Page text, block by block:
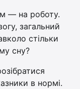
— на роботу.
загальний
стільки
сну?
в нормі.